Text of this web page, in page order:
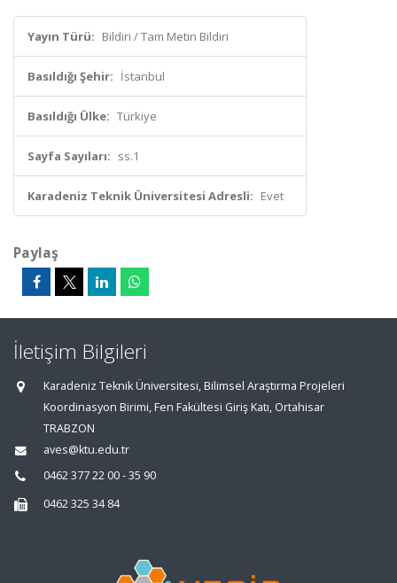
Yayın Türü: Bildiri / Tam Metin Bildiri
Basıldığı Şehir: İstanbul
Basıldığı Ülke: Türkiye
Sayfa Sayıları: ss.1
Karadeniz Teknik Üniversitesi Adresli: Evet
Paylaş
İletişim Bilgileri
Karadeniz Teknik Üniversitesi, Bilimsel Araştırma Projeleri
Koordinasyon Birimi, Fen Fakültesi Giriş Katı, Ortahisar
TRABZON
aves@ktu.edu.tr
0462 377 22 00 - 35 90
0462 325 34 84